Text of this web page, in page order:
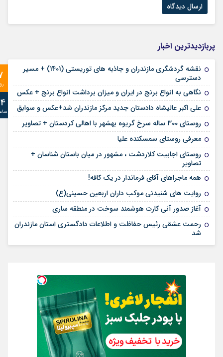
پربازدیدترین اخبار
نقشه گردشگری مازندران و جاذبه های توریستی (1401) + مسیر
دسترسی
نگاهی به انواع برنج در ایران و میزان برداشت انواع برنج + عکس
علی‌ اکبر عالیشاه دادستان جدید مرکز مازندران شد+عکس و سوابق
روستای 300 ساله سرخ ‌گریوه بهشهر با اهالی کردستان + تصاویر
معرفی روستای سمسکنده علیا
روستای اجابیت کلاردشت ، مشهور در میان باستان شناسان +
تصاویر
همه ماجراهای آقای فرماندار در یک کافه!
روایت های شنیدنی موکب داران اربعین حسینی(ع)
آغاز صدور آنی کارت هوشمند سوخت در منطقه ساری
رحمت عشقی رئیس حفاظت و اطلاعات دادگستری استان مازندران
شد